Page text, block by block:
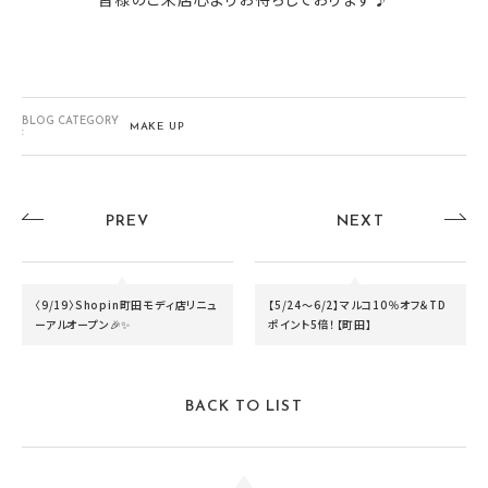
BLOG CATEGORY
:
MAKE UP
PREV
〈9/19〉Shopin町田モディ店リニュ
ーアルオープン🎉✨
NEXT
【5/24～6/2】マルコ10％オフ＆TD
ポイント5倍！【町田】
BACK TO LIST